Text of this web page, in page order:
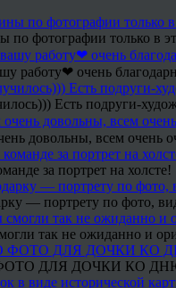
по фотографии только в
работу❤ очень
Есть подруги-
довольны, всем очень
за портрет на холсте!
— портрету по фото,
так не ожиданно и
ДЛЯ ДОЧКИ КО